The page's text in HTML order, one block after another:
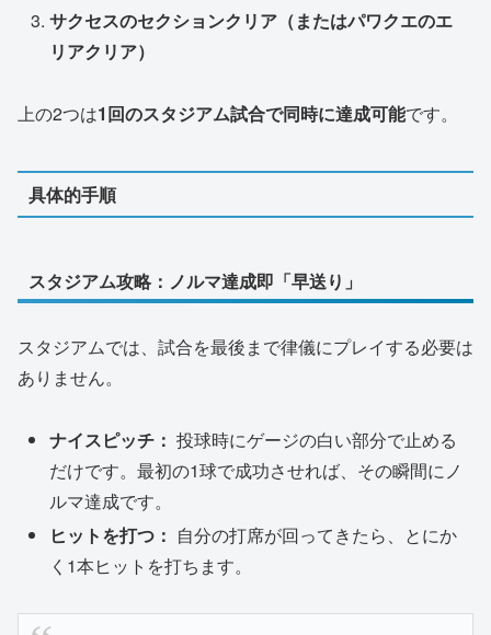
サクセスのセクションクリア（またはパワクエのエ
リアクリア）
上の2つは1回のスタジアム試合で同時に達成可能です。
具体的手順
スタジアム攻略：ノルマ達成即「早送り」
スタジアムでは、試合を最後まで律儀にプレイする必要は
ありません。
ナイスピッチ： 投球時にゲージの白い部分で止める
だけです。最初の1球で成功させれば、その瞬間にノ
ルマ達成です。
ヒットを打つ： 自分の打席が回ってきたら、とにか
く1本ヒットを打ちます。